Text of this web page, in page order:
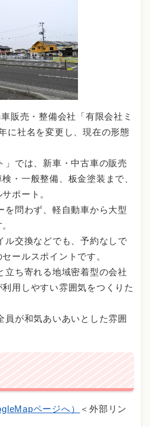
販売・整備会社「有限会社ミ
に社名を変更し、現在の形態
」では、新車・中古車の販売
・一般整備、板金塗装まで、
ポート。
を問わず、軽自動車から大型
ル交換などでも、予約なしで
ールスポイントです。
立ち寄れる地域密着型の会社
用しやすい雰囲気をつくりた
員が和気あいあいとした雰囲
ページへ）
＜外部リン